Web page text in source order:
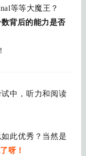
等等大魔王？
背后的能力是否
中，听力和阅读
此优秀？当然是
呀！